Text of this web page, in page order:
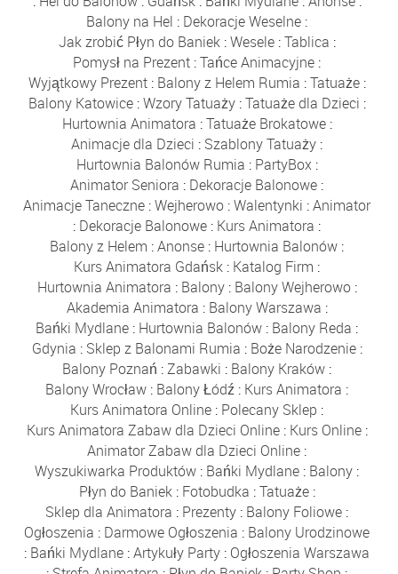
Balony na Hel : Dekoracje Weselne :
Jak zrobić Płyn do Baniek:Wesele:Tablica :
Pomysł na Prezent :Tańce Animacyjne :
Wyjątkowy Prezent: Balony z Helem Rumia :Tatuaże:
Balony Katowice:Wzory Tatuaży:Tatuaże dla Dzieci :
Hurtownia Animatora :Tatuaże Brokatowe:
Animacje dla Dzieci : Szablony Tatuaży :
Hurtownia Balonów Rumia : PartyBox:
Animator Seniora : Dekoracje Balonowe :
Animacje Taneczne :Wejherowo :Walentynki :Animator
: Dekoracje Balonowe : Kurs Animatora :
Balony z Helem :Anonse : Hurtownia Balonów :
Kurs Animatora Gdańsk : Katalog Firm :
Hurtownia Animatora : Balony: Balony Wejherowo:
Akademia Animatora : Balony Warszawa :
Bańki Mydlane : Hurtownia Balonów : Balony Reda :
Gdynia : Sklep z Balonami Rumia : Boże Narodzenie:
Balony Poznań :Zabawki : Balony Kraków :
Balony Wrocław : Balony Łódź : Kurs Animatora :
Kurs Animatora Online : Polecany Sklep :
Kurs Animatora Zabaw dla Dzieci Online: Kurs Online:
Animator Zabaw dla Dzieci Online :
Wyszukiwarka Produktów : Bańki Mydlane : Balony :
Płyn do Baniek: Fotobudka :Tatuaże:
Sklep dla Animatora : Prezenty : Balony Foliowe :
Ogłoszenia : Darmowe Ogłoszenia : Balony Urodzinowe
: Bańki Mydlane :Artykuły Party : Ogłoszenia Warszawa